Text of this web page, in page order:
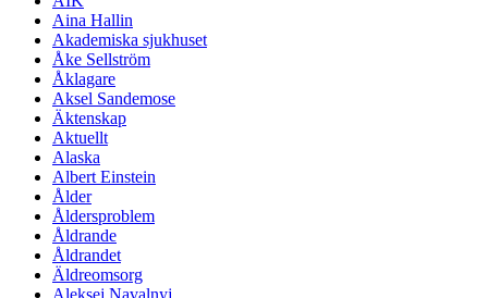
Aina Hallin
Akademiska sjukhuset
Åke Sellström
Åklagare
Aksel Sandemose
Äktenskap
Aktuellt
Alaska
Albert Einstein
Ålder
Åldersproblem
Åldrande
Åldrandet
Äldreomsorg
Aleksej Navalnyj